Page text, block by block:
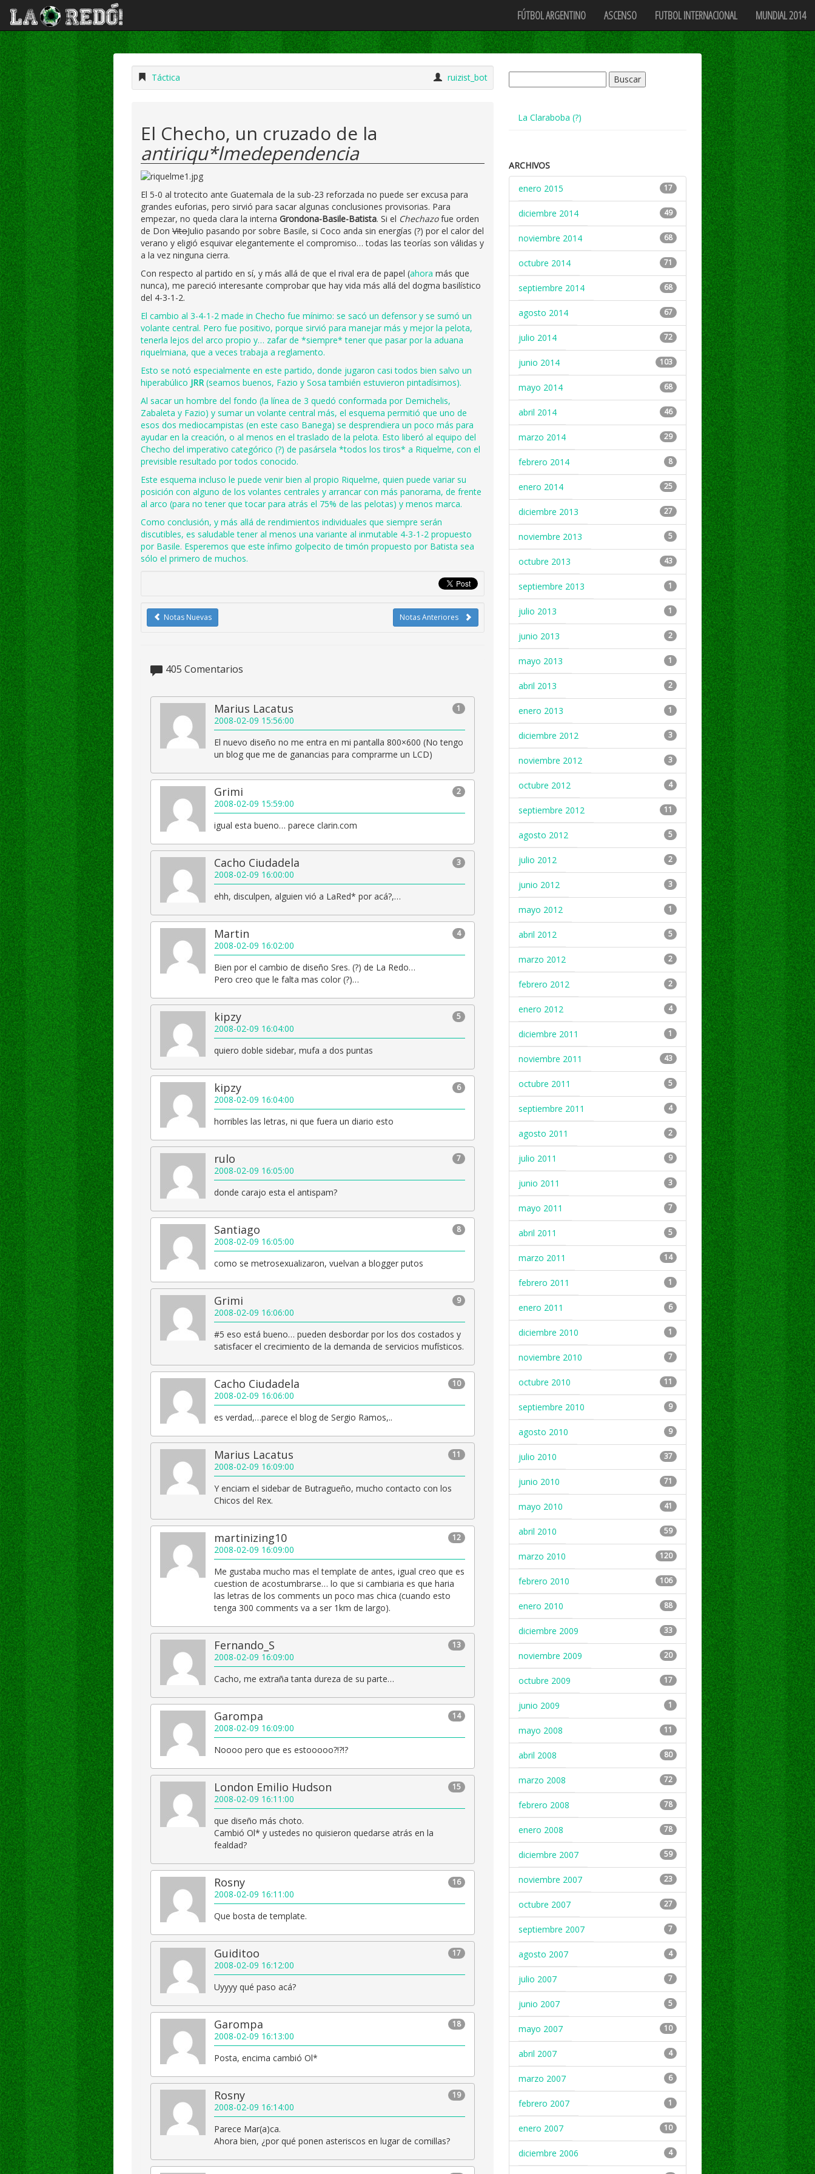
FÚTBOL ARGENTINO ASCENSO FUTBOL INTERNACIONAL MUNDIAL 2014
Táctica ruizist_bot
El Checho, un cruzado de la
antiriqu*lmedependencia
El 5-0 al trotecito ante Guatemala de la sub-23 reforzada no puede ser excusa para
grandes euforias, pero sirvió para sacar algunas conclusiones provisorias. Para
empezar, no queda clara la interna Grondona-Basile-Batista. Si el Chechazofue orden
de Don VitoJulio pasando por sobre Basile, si Coco anda sin energías (?) por el calor del
verano y eligió esquivar elegantemente el compromiso… todas las teorías son válidas y
a la vez ninguna cierra.
Con respecto al partido en sí, y más allá de que el rival era de papel (ahora más que
nunca), me pareció interesante comprobar que hay vida más allá del dogma basilístico
del 4-3-1-2.
El cambio al 3-4-1-2 made in Checho fue mínimo: se sacó un defensor y se sumó un
volante central. Pero fue positivo, porque sirvió para manejar más y mejor la pelota,
tenerla lejos del arco propio y… zafar de *siempre* tener que pasar por la aduana
riquelmiana, que a veces trabaja a reglamento.
Esto se notó especialmente en este partido, donde jugaron casi todos bien salvo un
hiperabúlico JRR(seamos buenos, Fazio y Sosa también estuvieron pintadísimos).
Al sacar un hombre del fondo (la línea de 3 quedó conformada por Demichelis,
Zabaleta y Fazio) y sumar un volante central más, el esquema permitió que uno de
esos dos mediocampistas (en este caso Banega) se desprendiera un poco más para
ayudar en la creación, o al menos en el traslado de la pelota. Esto liberó al equipo del
Checho del imperativo categórico (?) de pasársela *todos los tiros* a Riquelme, con el
previsible resultado por todos conocido.
Este esquema incluso le puede venir bien al propio Riquelme, quien puede variar su
posición con alguno de los volantes centrales y arrancar con más panorama, de frente
al arco (para no tener que tocar para atrás el 75% de las pelotas) y menos marca.
Como conclusión, y más allá de rendimientos individuales que siempre serán
discutibles, es saludable tener al menos una variante al inmutable 4-3-1-2 propuesto
por Basile. Esperemos que este ínfimo golpecito de timón propuesto por Batista sea
sólo el primero de muchos.
Notas Anteriores
Notas Nuevas
405 Comentarios
1
Marius Lacatus
2008-02-09 15:56:00
El nuevo diseño no me entra en mi pantalla 800×600 (No tengo
un blog que me de ganancias para comprarme un LCD)
2
Grimi
2008-02-09 15:59:00
igual esta bueno… parece clarin.com
3
Cacho Ciudadela
2008-02-09 16:00:00
ehh, disculpen, alguien vió a LaRed* por acá?,…
4
Martin
2008-02-09 16:02:00
Bien por el cambio de diseño Sres. (?) de La Redo…
Pero creo que le falta mas color (?)…
5
kipzy
2008-02-09 16:04:00
quiero doble sidebar, mufa a dos puntas
6
kipzy
2008-02-09 16:04:00
horribles las letras, ni que fuera un diario esto
7
rulo
2008-02-09 16:05:00
donde carajo esta el antispam?
8
Santiago
2008-02-09 16:05:00
como se metrosexualizaron, vuelvan a blogger putos
9
Grimi
2008-02-09 16:06:00
#5 eso está bueno… pueden desbordar por los dos costados y
satisfacer el crecimiento de la demanda de servicios mufísticos.
10
Cacho Ciudadela
2008-02-09 16:06:00
es verdad,…parece el blog de Sergio Ramos,..
11
Marius Lacatus
2008-02-09 16:09:00
Y enciam el sidebar de Butragueño, mucho contacto con los
Chicos del Rex.
12
martinizing10
2008-02-09 16:09:00
Me gustaba mucho mas el template de antes, igual creo que es
cuestion de acostumbrarse… lo que si cambiaria es que haria
las letras de los comments un poco mas chica (cuando esto
tenga 300 comments va a ser 1km de largo).
13
Fernando_S
2008-02-09 16:09:00
Cacho, me extraña tanta dureza de su parte…
14
Garompa
2008-02-09 16:09:00
Noooo pero que es estooooo?!?!?
15
London Emilio Hudson
2008-02-09 16:11:00
que diseño más choto.
Cambió Ol* y ustedes no quisieron quedarse atrás en la
fealdad?
16
Rosny
2008-02-09 16:11:00
Que bosta de template.
17
Guiditoo
2008-02-09 16:12:00
Uyyyy qué paso acá?
18
Garompa
2008-02-09 16:13:00
Posta, encima cambió Ol*
19
Rosny
2008-02-09 16:14:00
Parece Mar(a)ca.
Ahora bien, ¿por qué ponen asteriscos en lugar de comillas?
La Claraboba (?)
ARCHIVOS
enero 2015
17
diciembre 2014 49
noviembre 2014 68
octubre 2014 71
septiembre 2014 68
agosto 2014 67
julio 2014 72
junio 2014 103
mayo 2014 68
abril 2014 46
marzo 2014 29
febrero 2014 8
enero 2014 25
diciembre 2013 27
noviembre 2013 5
octubre 2013 43
septiembre 2013 1
julio 2013 1
junio 2013 2
mayo 2013 1
abril 2013 2
enero 2013 1
diciembre 2012 3
noviembre 2012 3
octubre 2012 4
septiembre 2012 11
agosto 2012 5
julio 2012 2
junio 2012 3
mayo 2012 1
abril 2012 5
marzo 2012 2
febrero 2012 2
enero 2012 4
diciembre 2011 1
noviembre 2011 43
octubre 2011 5
septiembre 2011 4
agosto 2011 2
julio 2011 9
junio 2011 3
mayo 2011 7
abril 2011 5
marzo 2011 14
febrero 2011 1
enero 2011 6
diciembre 2010 1
noviembre 2010 7
octubre 2010 11
septiembre 2010 9
agosto 2010 9
julio 2010 37
junio 2010 71
mayo 2010 41
abril 2010 59
marzo 2010 120
febrero 2010 106
enero 2010 88
diciembre 2009 33
noviembre 2009 20
octubre 2009 17
junio 2009 1
mayo 2008 11
abril 2008 80
marzo 2008 72
febrero 2008 78
enero 2008 78
diciembre 2007 59
noviembre 2007 23
octubre 2007 27
septiembre 2007 7
agosto 2007 4
julio 2007 7
junio 2007 5
mayo 2007 10
abril 2007 4
marzo 2007 6
febrero 2007 1
enero 2007 10
diciembre 2006 4